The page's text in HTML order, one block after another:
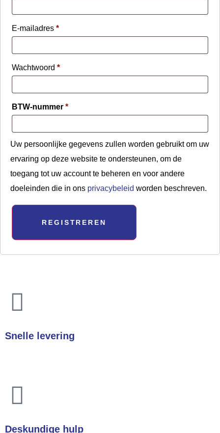
E-mailadres *
Wachtwoord *
BTW-nummer *
Uw persoonlijke gegevens zullen worden gebruikt om uw
ervaring op deze website te ondersteunen, om de
toegang tot uw account te beheren en voor andere
doeleinden die in ons privacybeleid worden beschreven.
REGISTREREN
Snelle levering
Deskundige hulp